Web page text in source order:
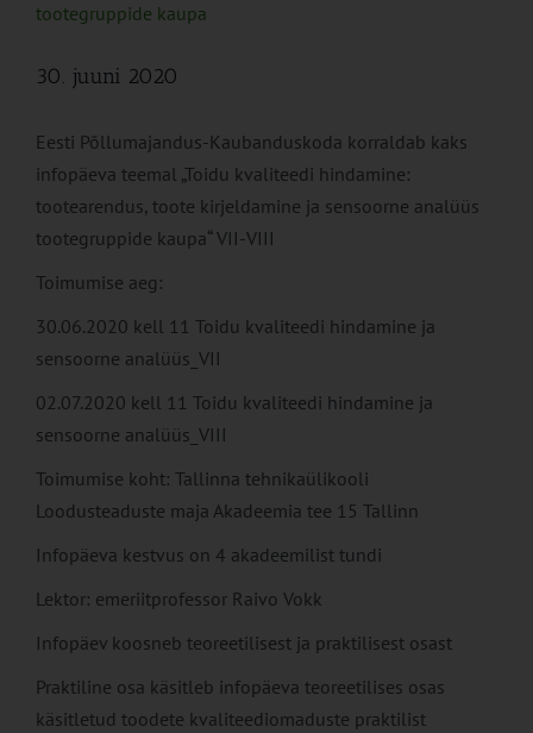
tootegruppide kaupa
30. juuni 2020
Eesti Põllumajandus-Kaubanduskoda korraldab kaks
infopäeva teemal „Toidu kvaliteedi hindamine:
tootearendus, toote kirjeldamine ja sensoorne analüüs
tootegruppide kaupa“ VII-VIII
Toimumise aeg:
30.06.2020 kell 11 Toidu kvaliteedi hindamine ja
sensoorne analüüs_VII
02.07.2020 kell 11 Toidu kvaliteedi hindamine ja
sensoorne analüüs_VIII
Toimumise koht: Tallinna tehnikaülikooli
Loodusteaduste maja Akadeemia tee 15 Tallinn
Infopäeva kestvus on 4 akadeemilist tundi
Lektor: emeriitprofessor Raivo Vokk
Infopäev koosneb teoreetilisest ja praktilisest osast
Praktiline osa käsitleb infopäeva teoreetilises osas
käsitletud toodete kvaliteediomaduste praktilist